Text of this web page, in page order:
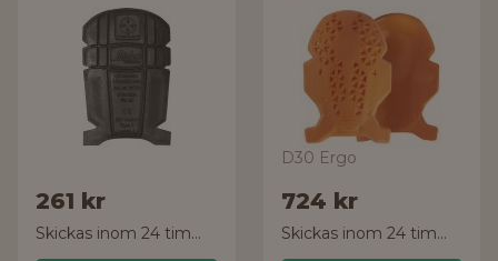
261 kr
Skickas inom 24 timmar!
D30 Ergo
724 kr
Skickas inom 24 timmar!